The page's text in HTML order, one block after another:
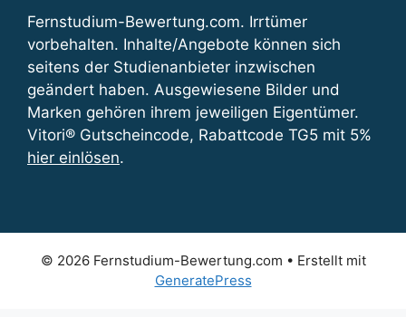
Fernstudium-Bewertung.com. Irrtümer
vorbehalten. Inhalte/Angebote können sich
seitens der Studienanbieter inzwischen
geändert haben. Ausgewiesene Bilder und
Marken gehören ihrem jeweiligen Eigentümer.
Vitori® Gutscheincode, Rabattcode TG5 mit 5%
hier einlösen.
© 2026 Fernstudium-Bewertung.com • Erstellt mit
GeneratePress